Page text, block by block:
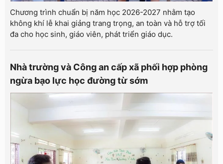
Chương trình chuẩn bị năm học 2026-2027 nhằm tạo
không khí lễ khai giảng trang trọng, an toàn và hỗ trợ tối
đa cho học sinh, giáo viên, phát triển giáo dục.
Nhà trường và Công an cấp xã phối hợp phòng
ngừa bạo lực học đường từ sớm